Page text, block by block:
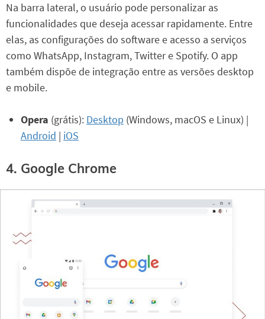
Na barra lateral, o usuário pode personalizar as
funcionalidades que deseja acessar rapidamente. Entre
elas, as configurações do software e acesso a serviços
como WhatsApp, Instagram, Twitter e Spotify. O app
também dispõe de integração entre as versões desktop
e mobile.
Opera (grátis): Desktop (Windows, macOS e Linux) |
Android | iOS
4. Google Chrome